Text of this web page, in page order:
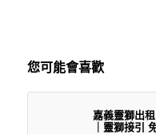
您可能會喜歡
嘉義靈獅出
｜靈獅接引